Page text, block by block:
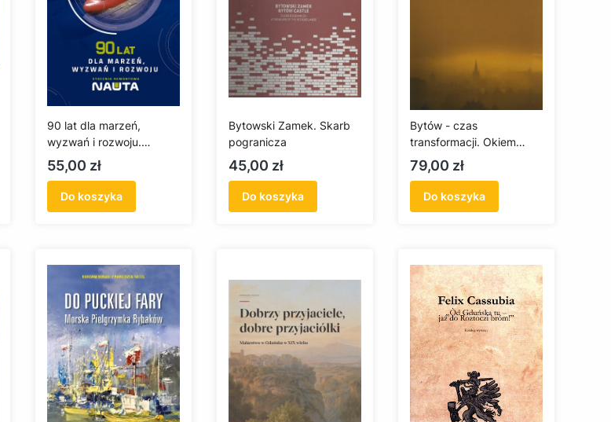
90 lat dla marzeń,
wyzwań i rozwoju.
Stocznia Remontowa
NAUTA S.A.
Cena
55,00 zł
Do koszyka
Bytowski Zamek. Skarb
pogranicza
Cena
45,00 zł
Do koszyka
Bytów - czas
transformacji. Okiem
Kazimierza Rolbieckiego /
Bytów - a time of
transformation. Through
the eyes of Kazimierz
Cena
79,00 zł
Do koszyka